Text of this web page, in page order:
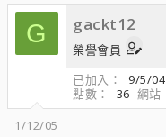
G gackt12
榮譽會員
已加入
9/5/04
點數
36 網站
1/12/05